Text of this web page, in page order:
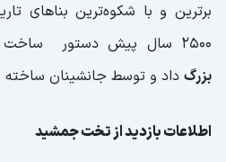
برترین و با شکوه‌ترین بنا‌های
2500 سال پیش دستور ساخت آن را
بزرگ داد و توسط جانشینان
اطلاعات بازدید از تخت جمشید